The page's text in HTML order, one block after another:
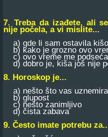
7. Treba da izađete, ali
nije počela, a vi mislite...
a) gde li sam ostavila
b) kako je grozno ovo
c) ovo vreme me
d) dobro je, kiša još nije
8. Horoskop je...
a) nešto što vas
b) glupost
c) nešto zanimljivo
d) čista zabava
9. Često imate potrebu